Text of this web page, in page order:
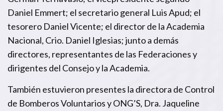
Daniel Emmert; el secretario general Luis Apud; el
tesorero Daniel Vicente; el director de la Academia
Nacional, Crio. Daniel Iglesias; junto a demás
directores, representantes de las Federaciones y
dirigentes del Consejo y la Academia.
También estuvieron presentes la directora de Control
de Bomberos Voluntarios y ONG’S, Dra. Jaqueline